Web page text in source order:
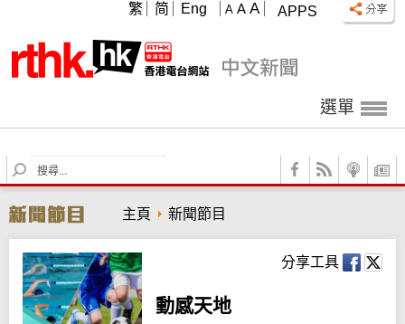
APPS
A A A
繁 简 Eng
選單
S
e
r
c
h
主頁 新聞節目
分享工具
動感天地